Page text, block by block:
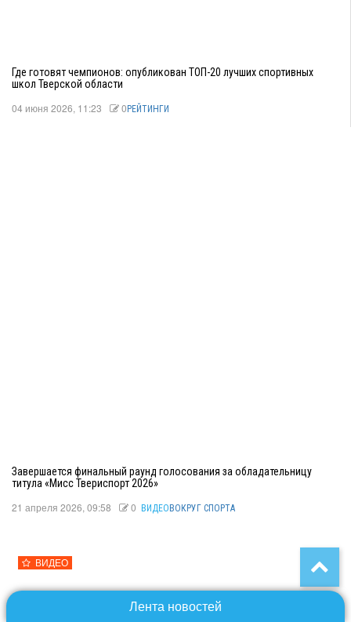
Лента новостей
Где готовят чемпионов: опубликован ТОП-20 лучших спортивных
школ Тверской области
04 июня 2026, 11:23 0 РЕЙТИНГИ
Завершается финальный раунд голосования за обладательницу
титула «Мисс Твериспорт 2026»
21 апреля 2026, 09:58 0 ВИДЕО ВОКРУГ СПОРТА
ВИДЕО